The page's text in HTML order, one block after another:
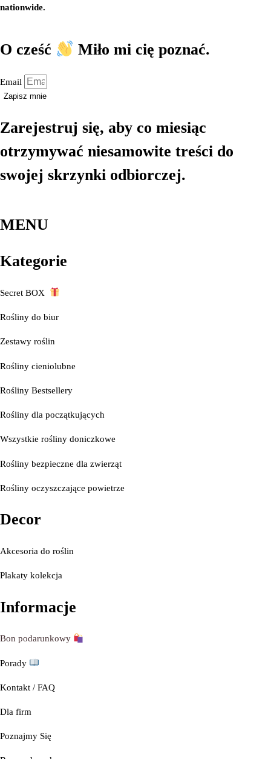
nationwide.
O cześć Miło mi cię poznać.
Email
Zapisz mnie
Zarejestruj się, aby co miesiąc
otrzymywać niesamowite treści do
swojej skrzynki odbiorczej.
MENU
Kategorie
Secret BOX
Rośliny do biur
Zestawy roślin
Rośliny cieniolubne
Rośliny Bestsellery
Rośliny dla początkujących
Wszystkie rośliny doniczkowe
Rośliny bezpieczne dla zwierząt
Rośliny oczyszczające powietrze
Decor
Akcesoria do roślin
Plakaty kolekcja
Informacje
Bon podarunkowy
Porady
Kontakt / FAQ
Dla firm
Poznajmy Się